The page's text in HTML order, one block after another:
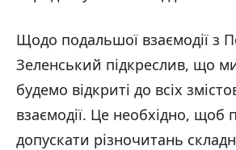
Щодо подальшої взаємодії з
Зеленський підкреслив, що ми
будемо відкриті до всіх
взаємодії. Це необхідно, щоб
допускати різночитань